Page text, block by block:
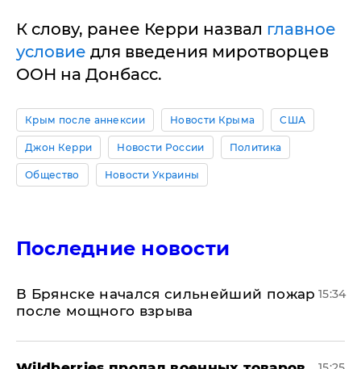
К слову, ранее Керри назвал главное
условие для введения миротворцев
ООН на Донбасс.
Крым после аннексии Новости Крыма США
Джон Керри Новости России Политика
Общество Новости Украины
Последние новости
В Брянске начался сильнейший пожар
после мощного взрыва
15:34